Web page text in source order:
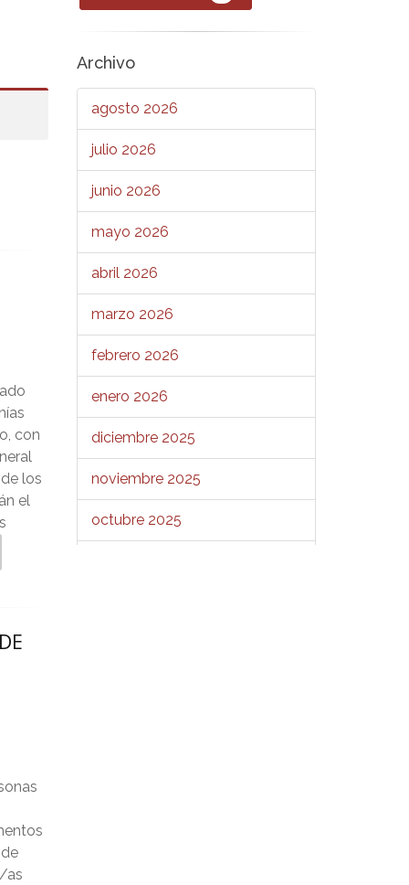
con
los
el
as
Archivo
agosto 2026
julio 2026
junio 2026
mayo 2026
abril 2026
marzo 2026
febrero 2026
enero 2026
diciembre 2025
noviembre 2025
octubre 2025